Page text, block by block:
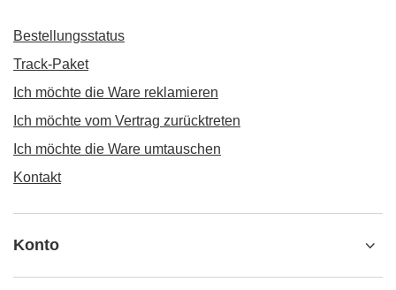
Bestellungsstatus
Track-Paket
Ich möchte die Ware reklamieren
Ich möchte vom Vertrag zurücktreten
Ich möchte die Ware umtauschen
Kontakt
Konto